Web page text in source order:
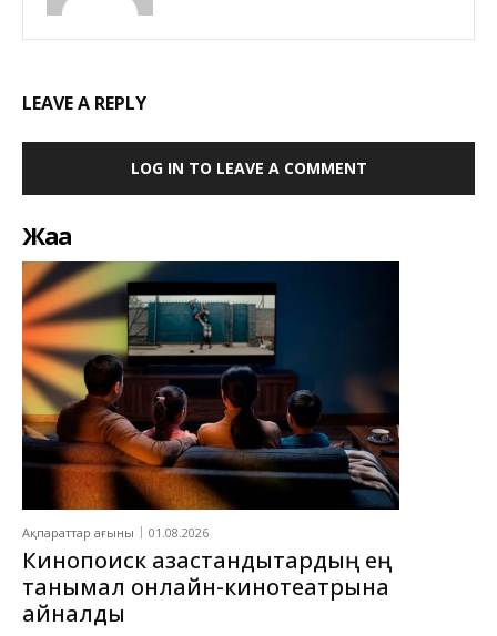
LEAVE A REPLY
LOG IN TO LEAVE A COMMENT
Жаңа
Ақпараттар ағыны 01.08.2026
Кинопоиск қазақстандықтардың ең
танымал онлайн-кинотеатрына
айналды